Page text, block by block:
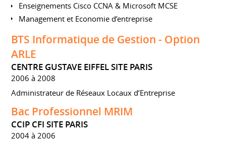
Enseignements Cisco CCNA & Microsoft MCSE
Management et Economie d’entreprise
BTS Informatique de Gestion - Option
ARLE
CENTRE GUSTAVE EIFFEL SITE PARIS
2006 à 2008
Administrateur de Réseaux Locaux d’Entreprise
Bac Professionnel MRIM
CCIP CFI SITE PARIS
2004 à 2006